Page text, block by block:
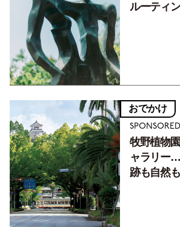
ルーティ
おでかけ
SPONSORED
牧野植物
ャラリー
跡も自然